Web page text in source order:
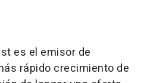
es el emisor de
rápido crecimiento de